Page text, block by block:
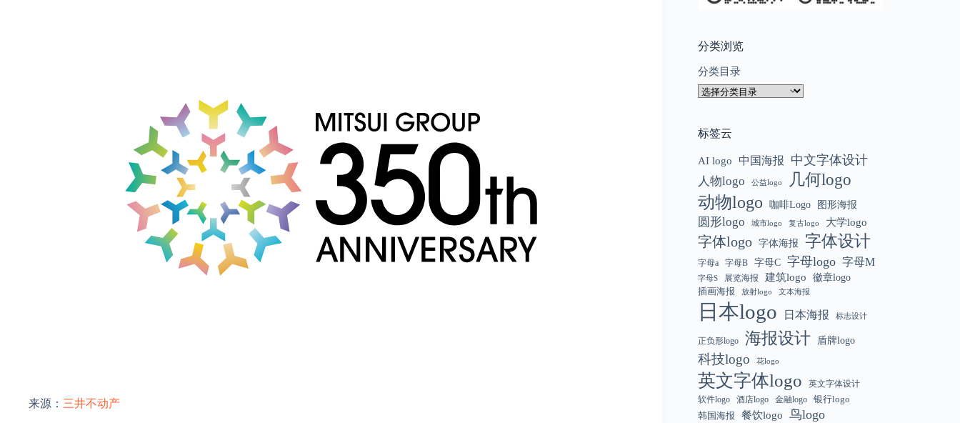
来源： 三井不动产
分类浏览
分类目录
标签云
AI logo 中国海报 中文字体设计
人物logo 公益logo
几何logo
动物logo
咖啡Logo 图形海报
圆形logo 城市logo 复古logo 大学logo
字体logo 字体海报 字体设计
字母a 字母B 字母C 字母logo 字母M
字母S 展览海报 建筑logo 徽章logo
插画海报 放射logo 文本海报
日本logo 日本海报 标志设计
正负形logo 海报设计 盾牌logo
科技logo 花logo
英文字体logo
英文字体设计
软件logo
酒店logo 金融logo
银行logo
韩国海报
餐饮logo 鸟logo